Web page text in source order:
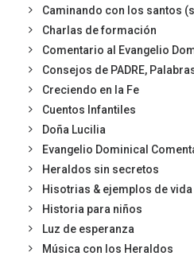
Caminando con los santos
Charlas de formación
Comentario al Evangelio
Consejos de PADRE,
Creciendo en la Fe
Cuentos Infantiles
Doña Lucilia
Evangelio Dominical
Heraldos sin secretos
Hisotrias & ejemplos de vida
Historia para niños
Luz de esperanza
Música con los Heraldos